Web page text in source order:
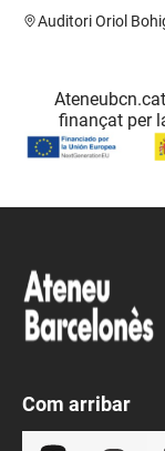
Auditori Oriol
finançat per
Com arribar